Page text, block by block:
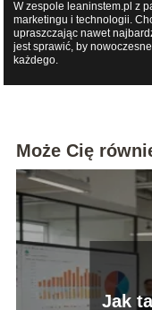
W zespole leaninstem.pl z
marketingu i technologii.
upraszczając nawet
jest sprawić, by
każdego.
Może Cię
Jak